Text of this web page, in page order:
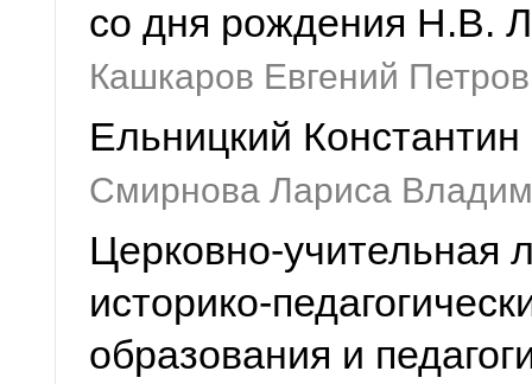
со дня рождения Н.В.
Кашкаров Евгений
Ельницкий
Смирнова Лариса
Церковно-учительная
историко-
образования и